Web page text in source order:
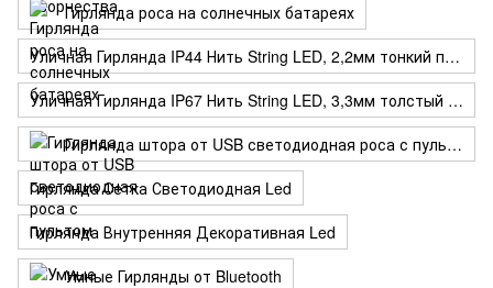
Гирлянда роса на солнечных батареях
Уличная Гирлянда IP44 Нить String LED, 2,2мм тонкий провод
Уличная Гирлянда IP67 Нить String LED, 3,3мм толстый провод
Гирлянда штора от USB светодиодная роса с пультом
Гирлянда Сетка Светодиодная Led
Гирлянда Внутренняя Декоративная Led
Умные Гирлянды от Bluetooth